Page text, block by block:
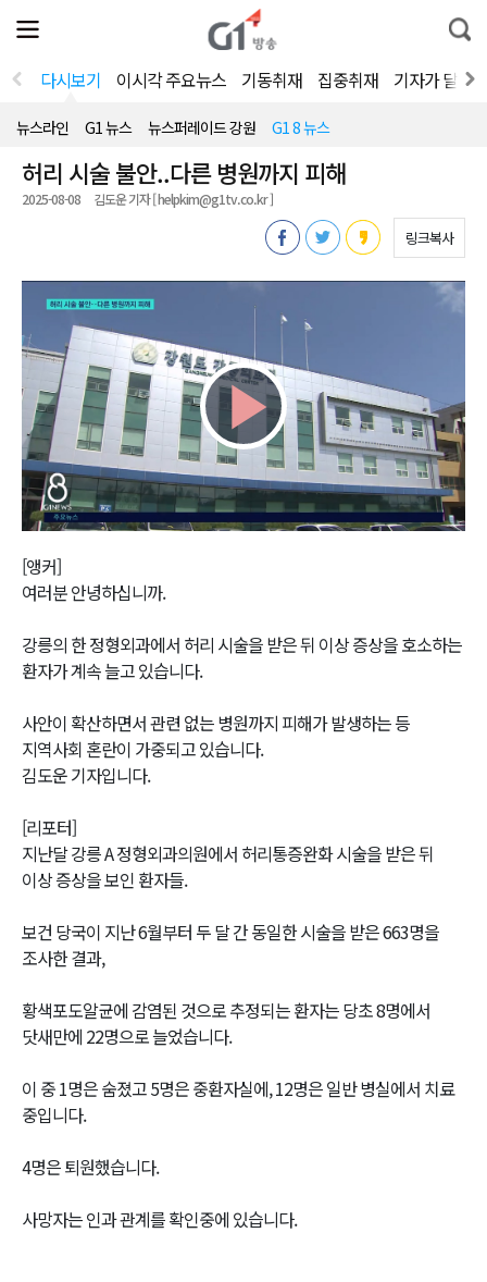
전
체
뉴
열
통
합
색
다시보기 이시각 주요뉴스 기동취재 집중취재 기자가 달려
뉴스라인 G1 뉴스 뉴스퍼레이드 강원 G1 8 뉴스
허리 시술 불안..다른 병원까지 피해
2025-08-08 김도운 기자 [ helpkim@g1tv.co.kr ]
링크복사
Play
Video
[앵커]
여러분 안녕하십니까.
강릉의 한 정형외과에서 허리 시술을 받은 뒤 이상 증상을 호소하는
환자가 계속 늘고 있습니다.
사안이 확산하면서 관련 없는 병원까지 피해가 발생하는 등
지역사회 혼란이 가중되고 있습니다.
김도운 기자입니다.
[리포터]
지난달 강릉 A 정형외과의원에서 허리통증완화 시술을 받은 뒤
이상 증상을 보인 환자들.
보건 당국이 지난 6월부터 두 달 간 동일한 시술을 받은 663명을
조사한 결과,
황색포도알균에 감염된 것으로 추정되는 환자는 당초 8명에서
닷새만에 22명으로 늘었습니다.
이 중 1명은 숨졌고 5명은 중환자실에, 12명은 일반 병실에서 치료
중입니다.
4명은 퇴원했습니다.
사망자는 인과 관계를 확인중에 있습니다.